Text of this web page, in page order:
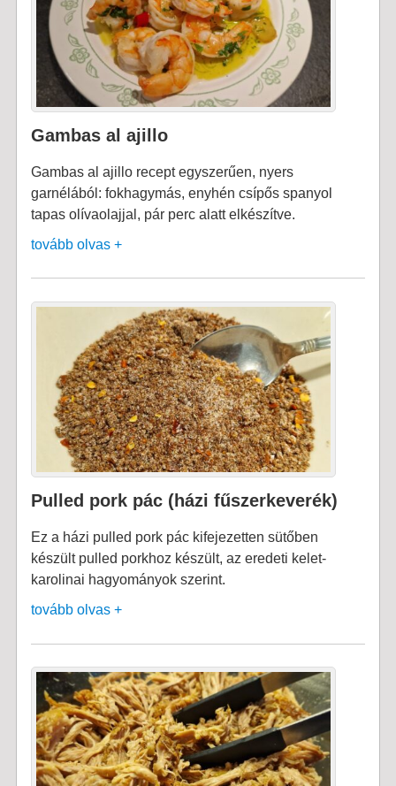
Gambas al ajillo
Gambas al ajillo recept egyszerűen, nyers
garnélából: fokhagymás, enyhén csípős spanyol
tapas olívaolajjal, pár perc alatt elkészítve.
tovább olvas +
Pulled pork pác (házi fűszerkeverék)
Ez a házi pulled pork pác kifejezetten sütőben
készült pulled porkhoz készült, az eredeti kelet-
karolinai hagyományok szerint.
tovább olvas +